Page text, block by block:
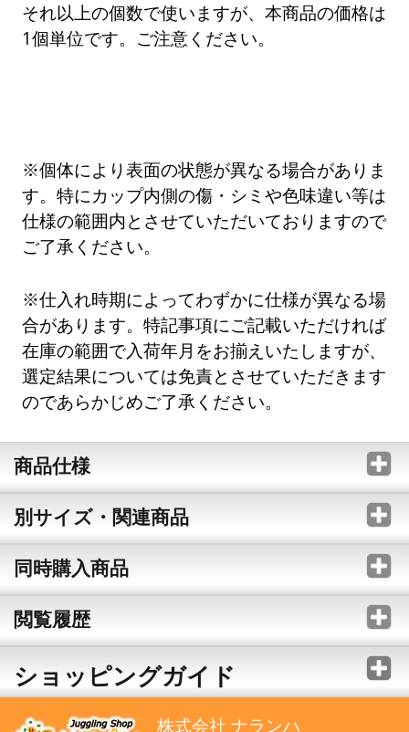
それ以上の個数で使いますが、本商品の価格は
1個単位です。ご注意ください。
※個体により表面の状態が異なる場合がありま
す。特にカップ内側の傷・シミや色味違い等は
仕様の範囲内とさせていただいておりますので
ご了承ください。
※仕入れ時期によってわずかに仕様が異なる場
合があります。特記事項にご記載いただければ
在庫の範囲で入荷年月をお揃えいたしますが、
選定結果については免責とさせていただきます
のであらかじめご了承ください。
商品仕様
別サイズ・関連商品
同時購入商品
閲覧履歴
ショッピングガイド
株式会社 ナランハ